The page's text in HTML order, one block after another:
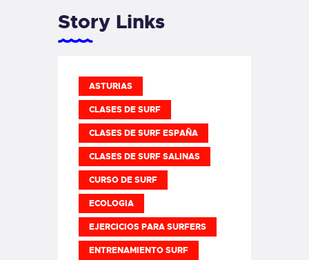
Story Links
ASTURIAS
CLASES DE SURF
CLASES DE SURF ESPAÑA
CLASES DE SURF SALINAS
CURSO DE SURF
ECOLOGIA
EJERCICIOS PARA SURFERS
ENTRENAMIENTO SURF